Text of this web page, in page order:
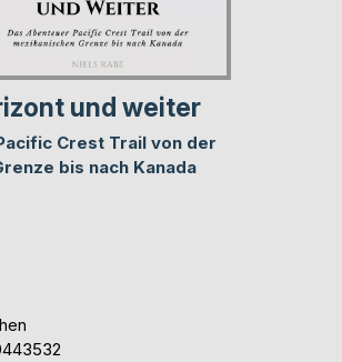
und weiter
Crest Trail von der
bis nach Kanada